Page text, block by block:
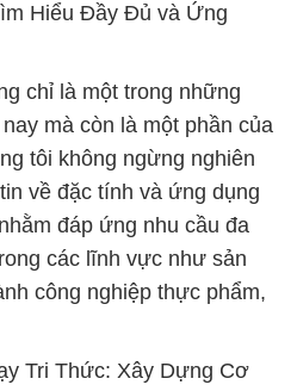
Hiểu Đầy Đủ và Ứng
chỉ là một trong những
mà còn là một phần của
tôi không ngừng nghiên
về đặc tính và ứng dụng
đáp ứng nhu cầu đa
các lĩnh vực như sản
công nghiệp thực phẩm,
Tri Thức: Xây Dựng Cơ